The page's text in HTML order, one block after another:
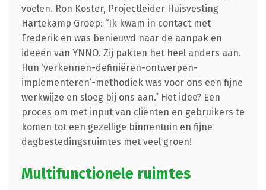
voelen. Ron Koster, Projectleider Huisvesting
Hartekamp Groep: “Ik kwam in contact met
Frederik en was benieuwd naar de aanpak en
ideeën van YNNO. Zij pakten het heel anders aan.
Hun ‘verkennen-definiëren-ontwerpen-
implementeren’-methodiek was voor ons een fijne
werkwijze en sloeg bij ons aan.” Het idee? Een
proces om met input van cliënten en gebruikers te
komen tot een gezellige binnentuin en fijne
dagbestedingsruimtes met veel groen!
Multifunctionele ruimtes